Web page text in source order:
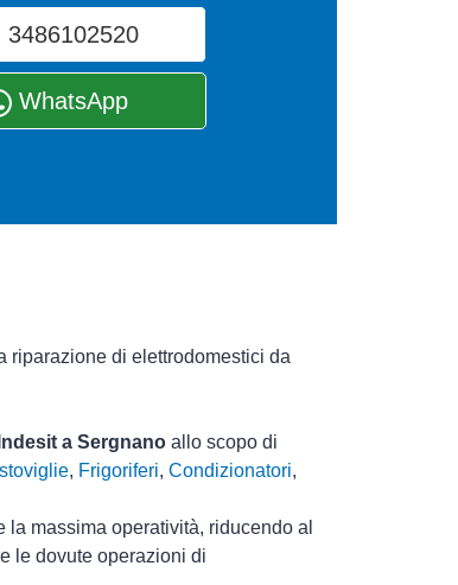
3486102520
WhatsApp
riparazione di elettrodomestici da
a Sergnano allo scopo di
, Frigoriferi, Condizionatori,
massima operatività, riducendo al
le dovute operazioni di